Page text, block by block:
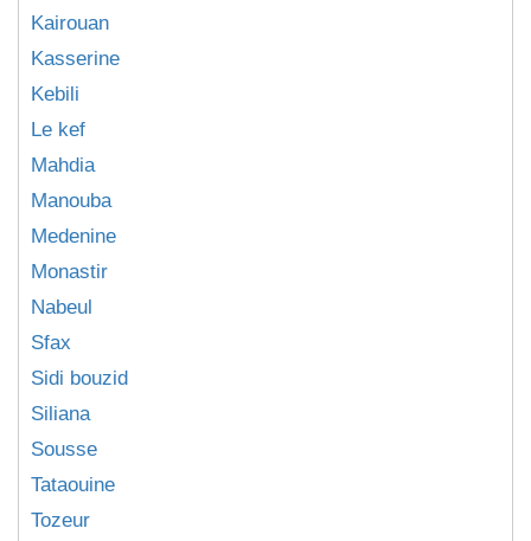
Kairouan
Kasserine
Kebili
Le kef
Mahdia
Manouba
Medenine
Monastir
Nabeul
Sfax
Sidi bouzid
Siliana
Sousse
Tataouine
Tozeur